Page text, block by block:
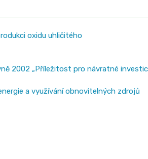
oxidu uhličitého
2002 „Příležitost pro návratné
a využívání obnovitelných zdrojů